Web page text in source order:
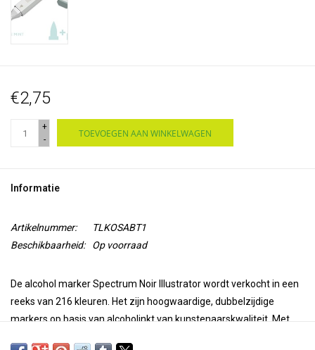
€2,75
+
-
TOEVOEGEN AAN WINKELWAGEN
Informatie
Artikelnummer:
TLKOSABT1
Beschikbaarheid:
Op voorraad
De alcohol marker Spectrum Noir Illustrator wordt verkocht in een
reeks van 216 kleuren. Het zijn hoogwaardige, dubbelzijdige
markers op basis van alcoholinkt van kunstenaarskwaliteit. Met